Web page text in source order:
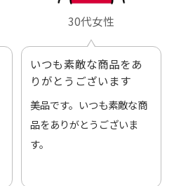
30代女性
いつも素敵な商品をあ
りがとうございます
美品です。いつも素敵な商
品をありがとうございま
す。